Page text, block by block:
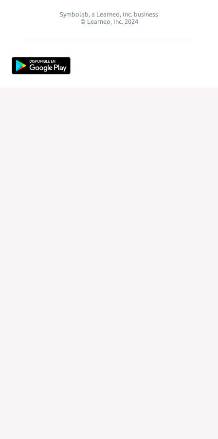
Symbolab, a Learneo, Inc. business
© Learneo, Inc. 2024